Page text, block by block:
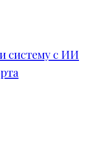
систему с ИИ